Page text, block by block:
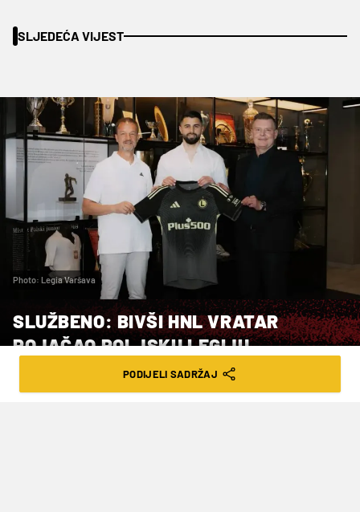
SLJEDEĆA VIJEST
Photo: Legia Varšava
SLUŽBENO: BIVŠI HNL VRATAR
POJAČAO POLJSKU LEGIJU
PODIJELI SADRŽAJ